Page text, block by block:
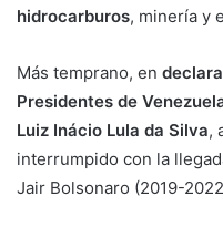
hidrocarburos, minería y
Más temprano, en
Presidentes de
Luiz Inácio Lula da Silva,
interrumpido con la
Jair Bolsonaro (2019-